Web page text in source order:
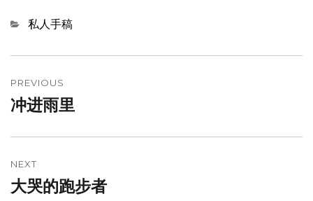
Categories
私人手稿
章
导
航
PREVIOUS
Previous
冲进雨里
NEXT
Next
大哭的跑步者